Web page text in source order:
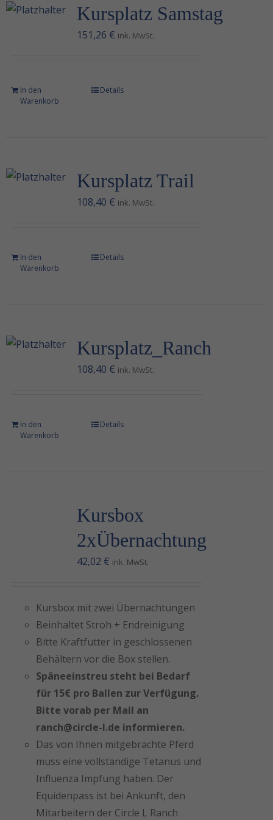
Kursplatz Samstag
151,26 € ink. MwSt.
In den
Warenkorb
Details
Kursplatz Trail
108,40 € ink. MwSt.
In den
Warenkorb
Details
Kursplatz_Ranch
108,40 € ink. MwSt.
In den
Warenkorb
Details
Kursbox
2xÜbernachtung
42,02 € ink. MwSt.
Kursbox mit zwei Übernachtungen
Beinhaltet Stroh + Endreinigung
Bitte Kraftfutter in geschlossenen
Behältern vor die Box stellen.
Späneeinstreu steht bei Bedarf
für 15€ pro Ballen zur Verfügung.
Bitte vorab per Mail an
ranch@circle-l.de informieren.
Das von Ihnen mitgebrachte Pferd
muss eine vollständige Tetanus und
Influenza Impfung haben. Der
Equidenpass ist bei Ankunft, den
Mitarbeitern der Circle L Ranch
Erforderlich
Diese
Cookies sind
optional. Sie
werden
benötigt,
Website
funktioniert.